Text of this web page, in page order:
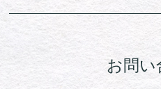
お問い